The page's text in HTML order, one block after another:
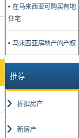
• 在马来西亚可购买有地
住宅
• 马来西亚房地产的产权
推荐
折扣房产
新房产